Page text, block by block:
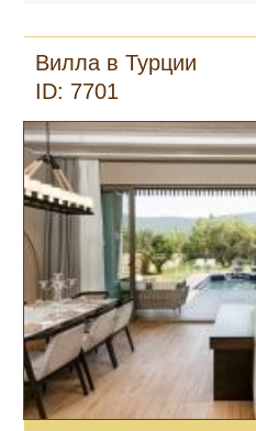
Вилла в Турции
ID: 7701